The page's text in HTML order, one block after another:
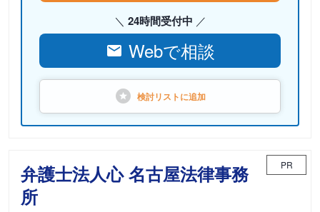
24時間受付中
Webで相談
検討リストに追加
弁護士法人心 名古屋法律事務
所
PR